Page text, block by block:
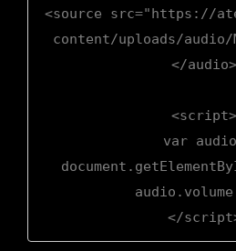
<source src="https://
content/uploads/audio/
</audio>
<script>
</